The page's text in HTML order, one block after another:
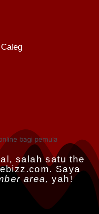
salah satu the
Saya
area, yah!